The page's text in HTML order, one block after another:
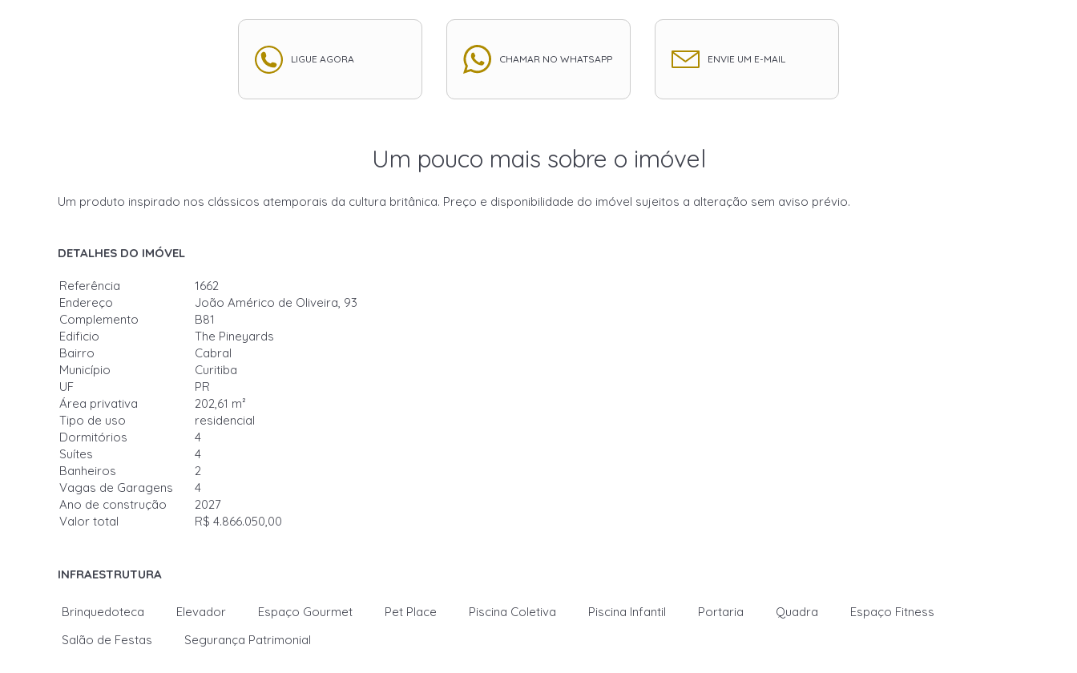
LIGUE AGORA CHAMAR NO WHATSAPP ENVIE UM E-MAIL
Um pouco mais sobre o imóvel
Um produto inspirado nos clássicos atemporais da cultura britânica. Preço e disponibilidade do imóvel sujeitos a alteração sem aviso prévio.
DETALHES DO IMÓVEL
Referência
1662
Endereço
João Américo de Oliveira, 93
Complemento
B81
Edificio
The Pineyards
Bairro
Cabral
Município
Curitiba
UF
PR
Área privativa
202,61 m²
Tipo de uso
residencial
Dormitórios
4
Suítes
4
Banheiros
2
Vagas de Garagens
4
Ano de construção
2027
Valor total
R$ 4.866.050,00
INFRAESTRUTURA
Brinquedoteca Elevador Espaço Gourmet Pet Place Piscina Coletiva Piscina Infantil Portaria Quadra
Espaço Fitness
Salão de Festas
Segurança Patrimonial